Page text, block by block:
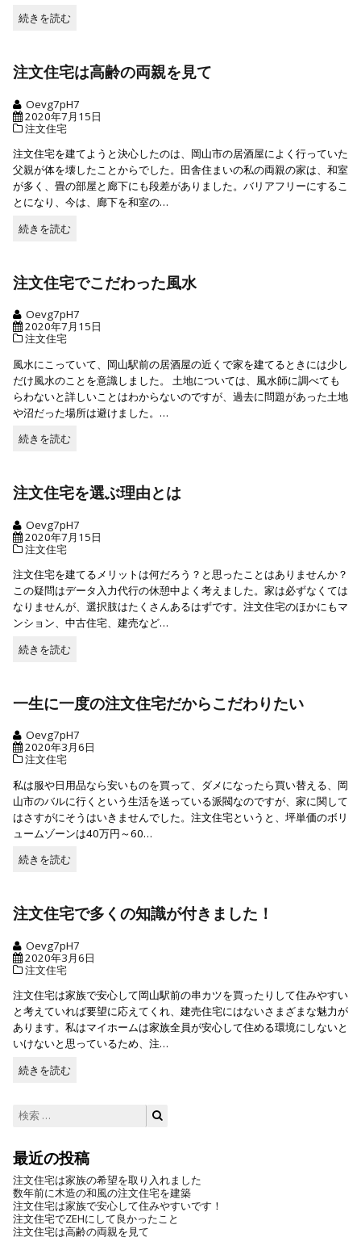
続きを読む
読
む
注文住宅は高齢の両親を見て
Oevg7pH7
2020年7月15日
注文住宅
注文住宅を建てようと決心したのは、岡山市の居酒屋によく行っていた
父親が体を壊したことからでした。田舎住まいの私の両親の家は、和室
が多く、畳の部屋と廊下にも段差がありました。バリアフリーにするこ
とになり、今は、廊下を和室の…
続きを読む
読
む
注文住宅でこだわった風水
Oevg7pH7
2020年7月15日
注文住宅
風水にこっていて、岡山駅前の居酒屋の近くで家を建てるときには少し
だけ風水のことを意識しました。 土地については、風水師に調べても
らわないと詳しいことはわからないのですが、過去に問題があった土地
や沼だった場所は避けました。…
続きを読む
読
む
注文住宅を選ぶ理由とは
Oevg7pH7
2020年7月15日
注文住宅
注文住宅を建てるメリットは何だろう？と思ったことはありませんか？
この疑問はデータ入力代行の休憩中よく考えました。家は必ずなくては
なりませんが、選択肢はたくさんあるはずです。注文住宅のほかにもマ
ンション、中古住宅、建売など…
続きを読む
読
む
一生に一度の注文住宅だからこだわりたい
Oevg7pH7
2020年3月6日
注文住宅
私は服や日用品なら安いものを買って、ダメになったら買い替える、岡
山市のバルに行くという生活を送っている派閥なのですが、家に関して
はさすがにそうはいきませんでした。注文住宅というと、坪単価のボリ
ュームゾーンは40万円～60…
続きを読む
読
む
注文住宅で多くの知識が付きました！
Oevg7pH7
2020年3月6日
注文住宅
注文住宅は家族で安心して岡山駅前の串カツを買ったりして住みやすい
と考えていれば要望に応えてくれ、建売住宅にはないさまざまな魅力が
あります。私はマイホームは家族全員が安心して住める環境にしないと
いけないと思っているため、注…
続きを読む
検
索:
検
最近の投稿
注文住宅は家族の希望を取り入れました
数年前に木造の和風の注文住宅を建築
注文住宅は家族で安心して住みやすいです！
注文住宅でZEHにして良かったこと
注文住宅は高齢の両親を見て